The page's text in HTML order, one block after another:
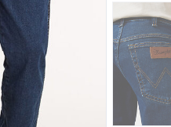
Zwemshorts